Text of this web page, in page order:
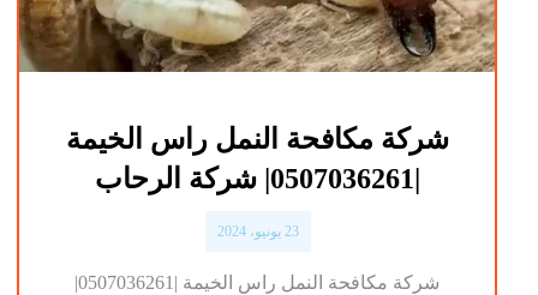
شركة مكافحة النمل راس الخيمة
23 يونيو، 2024
شركة مكافحة النمل راس الخيمة |0507036261|